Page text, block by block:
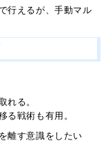
行えるが、手動マル
れる。
る戦術も有用。
離す意識をしたい